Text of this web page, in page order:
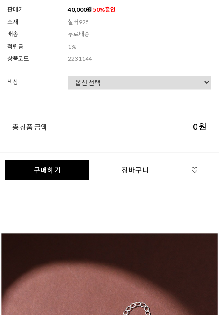
판매가
40,000원 50%할인
소재
실버925
배송
무료배송
적립금
1%
상품코드
2231144
색상
총 상품 금액 0원
구매하기 장바구니 ♡